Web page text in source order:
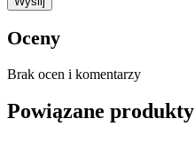
Oceny
Brak ocen i komentarzy
Powiązane produkty